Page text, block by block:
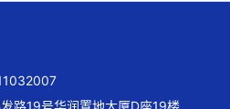
路19号华润置地大厦D座19楼